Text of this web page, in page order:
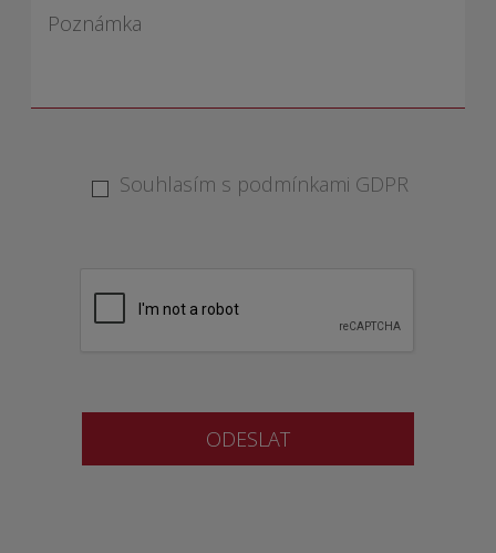
Souhlasím s podmínkami GDPR